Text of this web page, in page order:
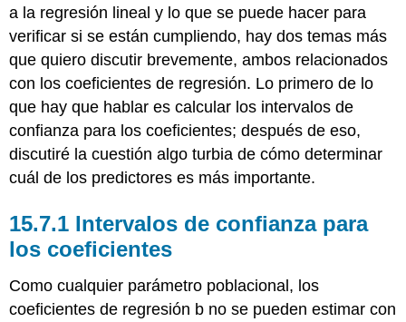
confianza
para
los
coeficientes
Cálculo
de
coeficientes
de
regresión
estandarizados
a la regresión lineal y lo que se puede hacer para
verificar si se están cumpliendo, hay dos temas más
que quiero discutir brevemente, ambos relacionados
con los coeficientes de regresión. Lo primero de lo
que hay que hablar es calcular los intervalos de
confianza para los coeficientes; después de eso,
discutiré la cuestión algo turbia de cómo determinar
cuál de los predictores es más importante.
Intervalos de confianza para
los coeficientes
Como cualquier parámetro poblacional, los
coeficientes de regresión b no se pueden estimar con